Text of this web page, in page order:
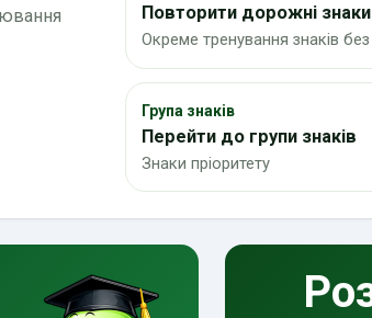
Повторити дорожні знаки
Окреме тренування знаків
Група знаків
Перейти до групи знаків
Знаки пріоритету